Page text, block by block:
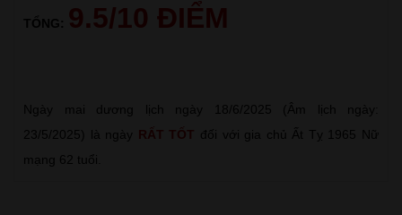
TỔNG: 9.5/10 ĐIỂM
Ngày mai dương lịch ngày 18/6/2025 (Âm lịch ngày:
23/5/2025) là ngày RẤT TỐT đối với gia chủ Ất Tỵ 1965 Nữ
mạng 62 tuổi.